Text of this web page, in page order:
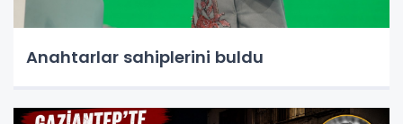
Anahtarlar sahiplerini buldu